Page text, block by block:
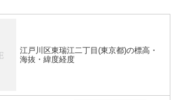
江戸川区東瑞江二丁目(東京都)の標高・
海抜・緯度経度